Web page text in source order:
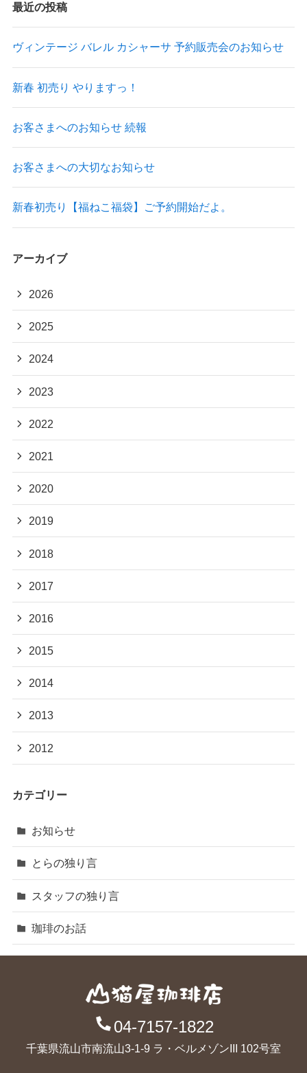
最近の投稿
ヴィンテージ バレル カシャーサ 予約販売会のお知らせ
新春 初売り やりますっ！
お客さまへのお知らせ 続報
お客さまへの大切なお知らせ
新春初売り【福ねこ福袋】ご予約開始だよ。
アーカイブ
2026
2025
2024
2023
2022
2021
2020
2019
2018
2017
2016
2015
2014
2013
2012
カテゴリー
お知らせ
とらの独り言
スタッフの独り言
珈琲のお話
04-7157-1822
千葉県流山市南流山3-1-9 ラ・ベルメゾンIII 102号室